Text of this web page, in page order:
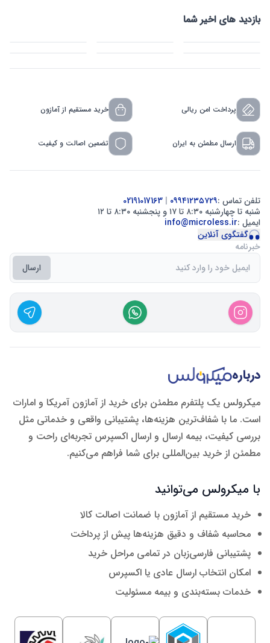
بازدید های اخیر شما
پرداخت امن ریالی خرید مستقیم از آمازون
ارسال مطمئن به ایران تضمین اصالت و کیفیت
تلفن تماس :۰۹۹۴۱۲۳۵۷۲۹ |
شنبه تا چهارشنبه ۸:۳۰ تا ۱۷ و پنجشنبه ۸:۳۰ تا ۱۲
ایمیل :info@microless.ir
گفتگوی آنلاین
خبرنامه
ارسال
درباره
میکرولس یک پلتفرم مطمئن برای خرید از آمازون آمریکا و امارات
است. ما با شفاف‌ترین هزینه‌ها، پشتیبانی واقعی و خدماتی مثل
بررسی کیفیت، بیمه ارسال و ارسال اکسپرس تجربه‌ای راحت و
مطمئن از خرید بین‌المللی برای شما فراهم می‌کنیم.
با میکرولس می‌توانید
خرید مستقیم از آمازون با ضمانت اصالت کالا
محاسبه شفاف و دقیق هزینه‌ها پیش از پرداخت
پشتیبانی فارسی‌زبان در تمامی مراحل خرید
امکان انتخاب ارسال عادی یا اکسپرس
خدمات بسته‌بندی و بیمه مسئولیت